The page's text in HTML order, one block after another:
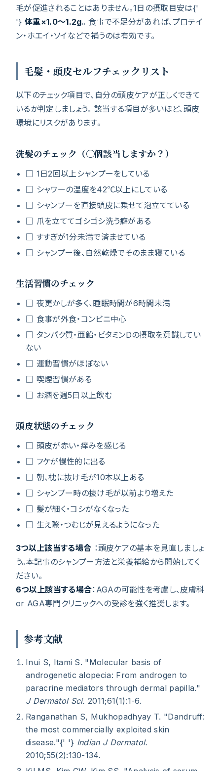
毛が促進されることはありません。1日の摂取目安は{'
'} 体重×1.0〜1.2g。 食事で不足分があれば、プロテイ
ン・ホエイ・ソイなどで補うのは有効です。
毛髪・頭皮セルフチェックリスト
以下のチェック項目で、自分の頭皮ケアが正しくできて
いるか判定しましょう。 該当する項目が多いほど、頭皮
環境にリスクがあります。
洗髪のチェック（〇個該当しますか？）
□ 1日2回以上シャンプーをしている
□ シャワーの温度を42℃以上にしている
□ シャンプーを直接頭皮に乗せて泡立てている
□ 爪を立ててゴシゴシ洗う癖がある
□ すすぎが1分未満で済ませている
□ シャンプー後、自然乾燥でそのまま寝ている
生活習慣のチェック
□ 夜更かしが多く、睡眠時間が6時間未満
□ 食事が外食・コンビニ中心
□ タンパク質・亜鉛・ビタミンDの摂取を意識してい
ない
□ 運動習慣がほぼない
□ 喫煙習慣がある
□ お酒を週5日以上飲む
頭皮状態のチェック
□ 頭皮が赤い・痒みを感じる
□ フケが慢性的に出る
□ 朝、枕に抜け毛が10本以上ある
□ シャンプー時の抜け毛が以前より増えた
□ 髪が細く・コシがなくなった
□ 生え際・つむじが見えるようになった
3つ以上該当する場合 ：頭皮ケアの基本を見直しましょ
う。本記事のシャンプー方法と栄養補給から開始してく
ださい。
6つ以上該当する場合：AGAの可能性を考慮し、皮膚科
or AGA専門クリニックへの受診を強く推奨します。
参考文献
Inui S, Itami S. "Molecular basis of
androgenetic alopecia: From androgen to
paracrine mediators through dermal papilla."
J Dermatol Sci. 2011;61(1):1-6.
Ranganathan S, Mukhopadhyay T. "Dandruff:
the most commercially exploited skin
disease."{' '} Indian J Dermatol.
2010;55(2):130-134.